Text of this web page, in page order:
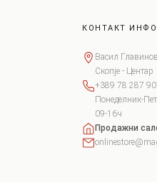
КОНТАКТ ИНФО
Васил
Скопје - Центар
+389 78 287
Понеделник-
09-16ч
Продажни